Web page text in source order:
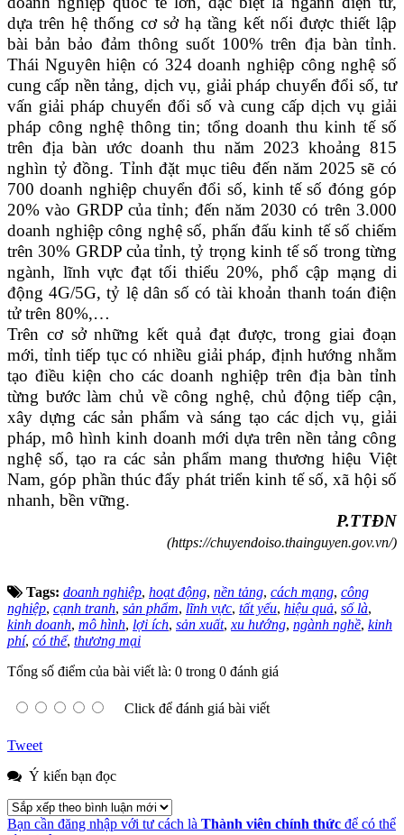
dựa trên hệ thống cơ sở hạ tầng kết nối được thiết lập
bài bản bảo đảm thông suốt 100% trên địa bàn tỉnh.
Thái Nguyên hiện có 324 doanh nghiệp công nghệ số
cung cấp nền tảng, dịch vụ, giải pháp chuyển đổi số, tư
vấn giải pháp chuyển đổi số và cung cấp dịch vụ giải
pháp công nghệ thông tin; tổng doanh thu kinh tế số
trên địa bàn ước doanh thu năm 2023 khoảng 815
nghìn tỷ đồng. Tỉnh đặt mục tiêu đến năm 2025 sẽ có
700 doanh nghiệp chuyển đổi số, kinh tế số đóng góp
20% vào GRDP của tỉnh; đến năm 2030 có trên 3.000
doanh nghiệp công nghệ số, phấn đấu kinh tế số chiếm
trên 30% GRDP của tỉnh, tỷ trọng kinh tế số trong từng
ngành, lĩnh vực đạt tối thiểu 20%, phổ cập mạng di
động 4G/5G, tỷ lệ dân số có tài khoản thanh toán điện
tử trên 80%,…
Trên cơ sở những kết quả đạt được, trong giai đoạn
mới, tỉnh tiếp tục có nhiều giải pháp, định hướng nhằm
tạo điều kiện cho các doanh nghiệp trên địa bàn tỉnh
từng bước làm chủ về công nghệ, chủ động tiếp cận,
xây dựng các sản phẩm và sáng tạo các dịch vụ, giải
pháp, mô hình kinh doanh mới dựa trên nền tảng công
nghệ số, tạo ra các sản phẩm mang thương hiệu Việt
Nam, góp phần thúc đẩy phát triển kinh tế số, xã hội số
nhanh, bền vững.
P.TTĐN
(https://chuyendoiso.thainguyen.gov.vn/)
Tags: doanh nghiệp, hoạt động, nền tảng, cách mạng, công
nghiệp, cạnh tranh, sản phẩm, lĩnh vực, tất yếu, hiệu quả, số là,
kinh doanh, mô hình, lợi ích, sản xuất,xu hướng, ngành nghề, kinh
phí, có thể, thương mại
Tổng số điểm của bài viết là: 0 trong 0 đánh giá
Click để đánh giá bài viết
Tweet
Ý kiến bạn đọc
Bạn cần đăng nhập với tư cách là Thành viên chính thức để có thể